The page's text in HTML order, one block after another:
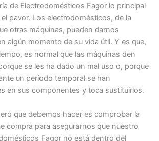
de Electrodomésticos Fagor lo principal
pavor. Los electrodomésticos, de la
otras máquinas, pueden darnos
algún momento de su vida útil. Y es que,
es normal que las máquinas den
se les ha dado un mal uso o, porque
un período temporal se han
en sus componentes y toca sustituirlos.
que debemos hacer es comprobar la
compra para asegurarnos que nuestro
Fagor no está dentro del